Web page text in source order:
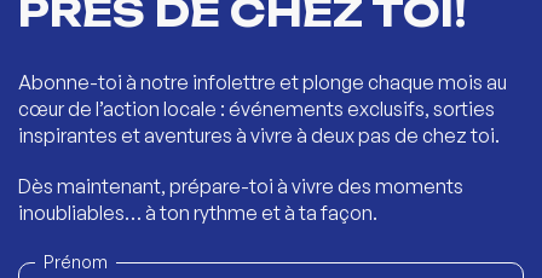
PRÈS DE CHEZ TOI!
Abonne-toi à notre infolettre et plonge chaque mois au
cœur de l’action locale : événements exclusifs, sorties
inspirantes et aventures à vivre à deux pas de chez toi.
Dès maintenant, prépare-toi à vivre des moments
inoubliables… à ton rythme et à ta façon.
Prénom